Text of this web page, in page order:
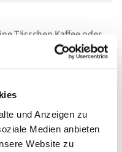
und Anzeigen zu
Medien anbieten
Website zu
Tässchen Kaffee oder
entscheidet jeder
offen .
sonst gemütlich